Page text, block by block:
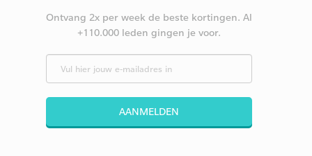
Ontvang 2x per week de beste kortingen. Al
+110.000 leden gingen je voor.
AANMELDEN